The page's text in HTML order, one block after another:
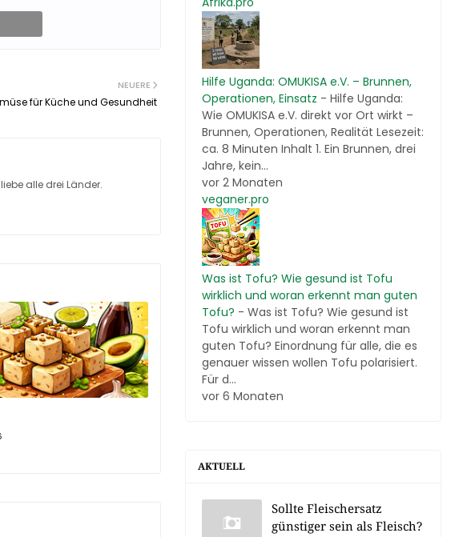
NEUERE
für Küche und Gesundheit
alle drei Länder.
Hilfe Uganda: OMUKISA e.V. – Brunnen,
Operationen, Einsatz - Hilfe Uganda:
Wie OMUKISA e.V. direkt vor Ort wirkt –
Brunnen, Operationen, Realität Lesezeit:
ca. 8 Minuten Inhalt 1. Ein Brunnen, drei
Jahre, kein...
vor 2 Monaten
veganer.pro
Was ist Tofu? Wie gesund ist Tofu
wirklich und woran erkennt man guten
Tofu? - Was ist Tofu? Wie gesund ist
Tofu wirklich und woran erkennt man
guten Tofu? Einordnung für alle, die es
genauer wissen wollen Tofu polarisiert.
Für d...
vor 6 Monaten
AKTUELL
Sollte Fleischersatz
günstiger sein als Fleisch?